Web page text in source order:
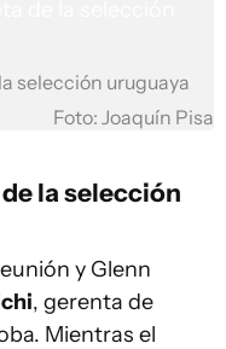
selección uruguaya
Foto: Joaquín Pisa
la selección
y Glenn
, gerenta de
Mientras el